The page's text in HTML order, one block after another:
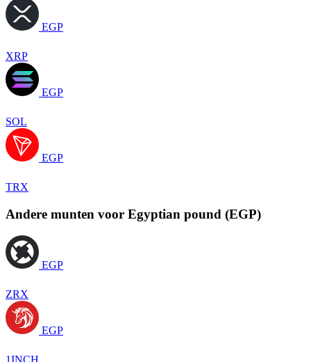
EGP
XRP
EGP
SOL
EGP
TRX
Andere munten voor Egyptian pound (EGP)
EGP
ZRX
EGP
1INCH